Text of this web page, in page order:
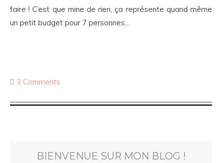
faire ! C’est que mine de rien, ça représente quand même
un petit budget pour 7 personnes…
3 Comments
BIENVENUE SUR MON BLOG !